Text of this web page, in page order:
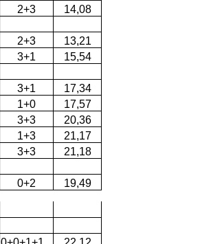
2+3 14,08
2+3
13,21
3+1 15,54
3+1
17,34
1+0
17,57
3+3
20,36
1+3
21,17
3+3 21,18
0+2 19,49